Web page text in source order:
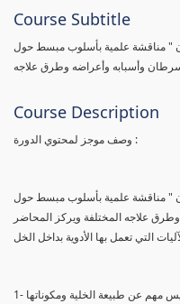
Course Subtitle
" مناقشة علمية بأسلوب مبسط حول
وأسبابه وأعراضه وطرق علاجه
Course Description
وصف موجز لمحتوي الدورة :
" مناقشة علمية بأسلوب مبسط حول
علاجه المختلفة ويركز المحاضر
التي تعمل بها الأدوية بداخل الخل
مهم عن طبيعة الخلية ومكوناتها